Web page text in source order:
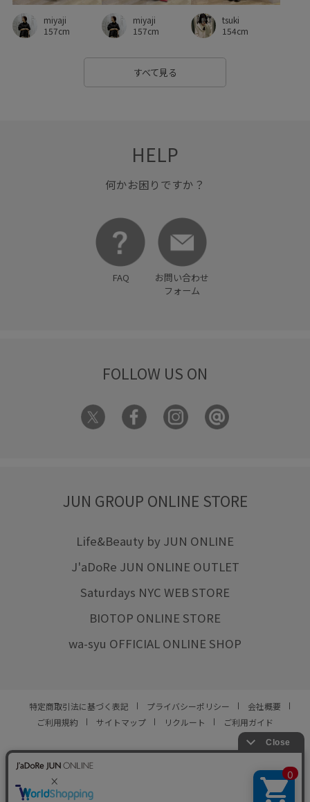
別注 別注アイテム 別注コラボバッグ 動きやすい
取り外し可能 合わせやすい 夏の機能素材アイテム
天然素材 小物 快適 快適な着心地
旅行 清涼感 男女兼用 着回しやすい
miyaji
157cm
miyaji
157cm
tsuki
154cm
すべて見る
HELP
何かお困りですか？
FAQ
お問い合わせ
フォーム
FOLLOW US ON
JUN GROUP ONLINE STORE
Life&Beauty by JUN ONLINE
J'aDoRe JUN ONLINE OUTLET
Saturdays NYC WEB STORE
BIOTOP ONLINE STORE
wa-syu OFFICIAL ONLINE SHOP
特定商取引法に基づく表記 プライバシーポリシー
会社概要
ご利用規約
サイトマップ リクルート ご利用ガイド
© JUN CO.,LTD. ALL RIGHTS RESERVED.